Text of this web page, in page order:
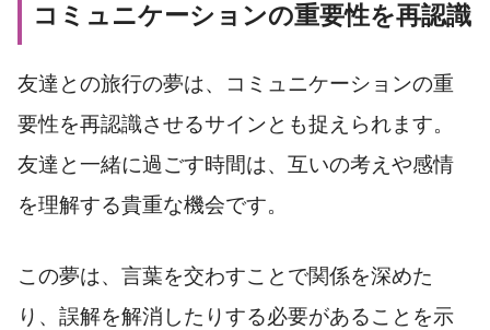
コミュニケーションの重要性を再認識
友達との旅行の夢は、コミュニケーションの重
要性を再認識させるサインとも捉えられます。
友達と一緒に過ごす時間は、互いの考えや感情
を理解する貴重な機会です。
この夢は、言葉を交わすことで関係を深めた
り、誤解を解消したりする必要があることを示